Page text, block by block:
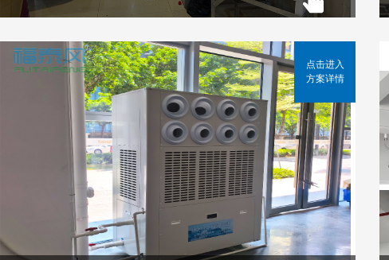
点击进入
方案详情